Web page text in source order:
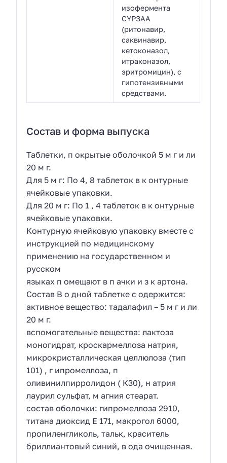
изофермента
CYPЗAA
(ритонавир,
саквинавир,
кетоконазол,
итраконазол,
эритромицин), с
гипотензивными
средствами.
Состав и форма выпуска
Таблетки, п окрытые оболочкой 5 м г и ли
20 м г.
Для 5 м г: По 4, 8 таблеток в к онтурные
ячейковые упаковки.
Для 20 м г: По 1 , 4 таблеток в к онтурные
ячейковые упаковки.
Контурную ячейковую упаковку вместе с
инструкцией по медицинскому
применению на государственном и
русском
языках п омещают в п ачки и з к артона.
Состав В о дной таблетке с одержится:
активное вещество: тадалафил – 5 м г и ли
20 м г.
вспомогательные вещества: лактоза
моногидрат, кроскармеллоза натрия,
микрокристаллическая целлюлоза (тип
101) , г ипромеллоза, п
оливинилпирролидон ( К30), н атрия
лаурил сульфат, м агния стеарат.
состав оболочки: гипромеллоза 2910,
титана диоксид Е 171, макрогол 6000,
пропиленгликоль, тальк, краситель
бриллиантовый синий, в ода очищенная.